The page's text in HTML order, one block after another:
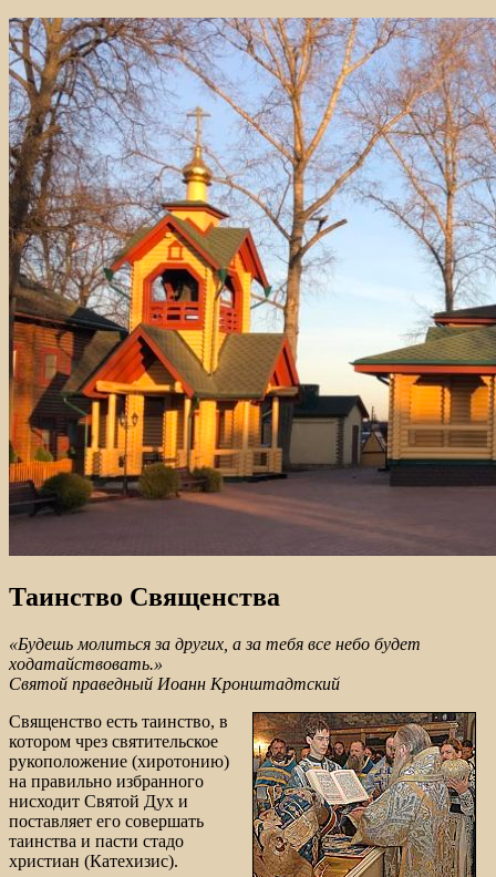
Таинство Священства
«Будешь молиться за других, а за тебя все небо будет
ходатайствовать.»
Святой праведный Иоанн Кронштадтский
Священство есть таинство, в
котором чрез святительское
рукоположение (хиротонию)
на правильно избранного
нисходит Святой Дух и
поставляет его совершать
таинства и пасти стадо
христиан (Катехизис).